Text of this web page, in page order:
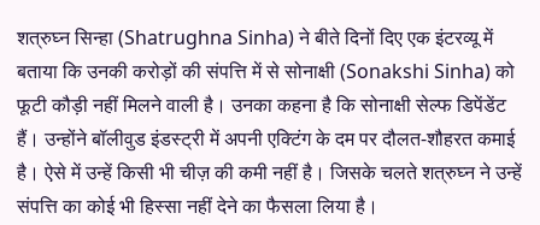
शत्रुघ्न सिन्हा (Shatrughna Sinha) ने बीते दिनों दिए एक इंटरव्यू में
बताया कि उनकी करोड़ों की संपत्ति में से सोनाक्षी (Sonakshi Sinha) को
फूटी कौड़ी नहीं मिलने वाली है। उनका कहना है कि सोनाक्षी सेल्फ डिपेंडेंट
हैं। उन्होंने बॉलीवुड इंडस्ट्री में अपनी एक्टिंग के दम पर दौलत-शौहरत कमाई
है। ऐसे में उन्हें किसी भी चीज़ की कमी नहीं है। जिसके चलते शत्रुघ्न ने उन्हें
संपत्ति का कोई भी हिस्सा नहीं देने का फैसला लिया है।